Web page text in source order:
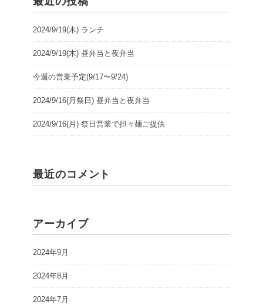
2024/9/19(木) ランチ
2024/9/19(木) 昼弁当と夜弁当
今週の営業予定(9/17〜9/24)
2024/9/16(月祭日) 昼弁当と夜弁当
2024/9/16(月) 祭日営業で担々麺ご提供
最近のコメント
アーカイブ
2024年9月
2024年8月
2024年7月